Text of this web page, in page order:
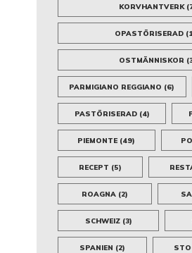
KORVHANTVERK
OPASTÖRISERAD
OSTMÄNNISKOR
PARMIGIANO REGGIANO (6)
PASTÖRISERAD(4)
PIEMONTE (49)
RECEPT (5)
ROAGNA(2)
SCHWEIZ(3)
SPANIEN (2)